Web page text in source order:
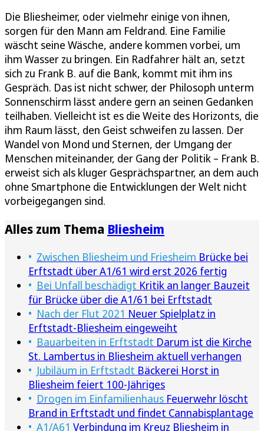
Die Bliesheimer, oder vielmehr einige von ihnen,
sorgen für den Mann am Feldrand. Eine Familie
wäscht seine Wäsche, andere kommen vorbei, um
ihm Wasser zu bringen. Ein Radfahrer hält an, setzt
sich zu Frank B. auf die Bank, kommt mit ihm ins
Gespräch. Das ist nicht schwer, der Philosoph unterm
Sonnenschirm lässt andere gern an seinen Gedanken
teilhaben. Vielleicht ist es die Weite des Horizonts, die
ihm Raum lässt, den Geist schweifen zu lassen. Der
Wandel von Mond und Sternen, der Umgang der
Menschen miteinander, der Gang der Politik – Frank B.
erweist sich als kluger Gesprächspartner, an dem auch
ohne Smartphone die Entwicklungen der Welt nicht
vorbeigegangen sind.
Alles zum Thema Bliesheim
Zwischen Bliesheim und Friesheim Brücke bei
Erftstadt über A1/61 wird erst 2026 fertig
Bei Unfall beschädigt Kritik an langer Bauzeit
für Brücke über die A1/61 bei Erftstadt
Nach der Flut 2021 Neuer Spielplatz in
Erftstadt-Bliesheim eingeweiht
Bauarbeiten in Erftstadt Darum ist die Kirche
St. Lambertus in Bliesheim aktuell verhangen
Jubiläum in Erftstadt Bäckerei Horst in
Bliesheim feiert 100-Jähriges
Drogen im Einfamilienhaus Feuerwehr löscht
Brand in Erftstadt und findet Cannabisplantage
A1/A61 Verbindung im Kreuz Bliesheim in